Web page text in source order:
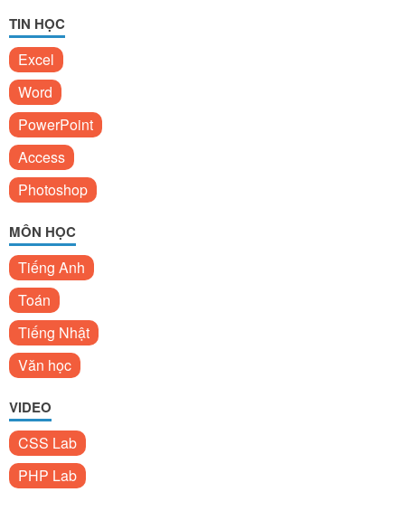
TIN HỌC
Excel
Word
PowerPoint
Access
Photoshop
MÔN HỌC
Tiếng Anh
Toán
Tiếng Nhật
Văn học
VIDEO
CSS Lab
PHP Lab